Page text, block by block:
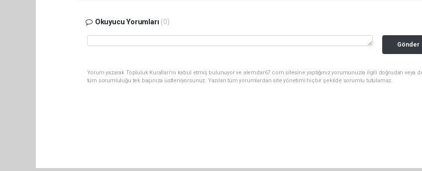
Okuyucu Yorumları (0)
Gönder
Yorum yazarak Topluluk Kuralları’nı kabul etmiş bulunuyor ve alemdar67.com sitesine yaptığınız yorumunuzla ilgili doğrudan veya
tüm sorumluluğu tek başınıza üstleniyorsunuz. Yazılan tüm yorumlardan site yönetimi hiçbir şekilde sorumlu tutulamaz.